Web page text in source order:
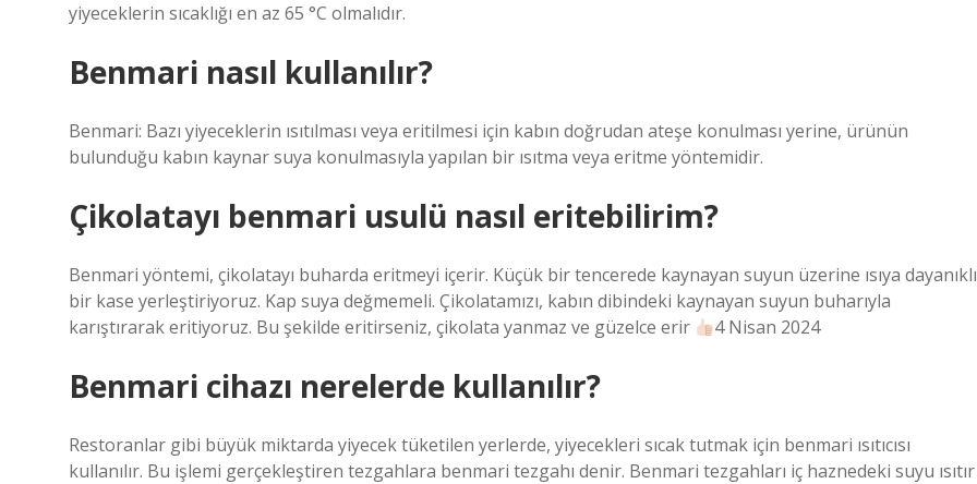
yiyeceklerin sıcaklığı en az 65 °C olmalıdır.
Benmari nasıl kullanılır?
Benmari: Bazı yiyeceklerin ısıtılması veya eritilmesi için kabın doğrudan ateşe konulması yerine, ürünün
bulunduğu kabın kaynar suya konulmasıyla yapılan bir ısıtma veya eritme yöntemidir.
Çikolatayı benmari usulü nasıl eritebilirim?
Benmari yöntemi, çikolatayı buharda eritmeyi içerir. Küçük bir tencerede kaynayan suyun üzerine ısıya dayanıklı
bir kase yerleştiriyoruz. Kap suya değmemeli. Çikolatamızı, kabın dibindeki kaynayan suyun buharıyla
karıştırarak eritiyoruz. Bu şekilde eritirseniz, çikolata yanmaz ve güzelce erir
4 Nisan 2024
Benmari cihazı nerelerde kullanılır?
Restoranlar gibi büyük miktarda yiyecek tüketilen yerlerde, yiyecekleri sıcak tutmak için benmari ısıtıcısı
kullanılır. Bu işlemi gerçekleştiren tezgahlara benmari tezgahı denir. Benmari tezgahları iç haznedeki suyu ısıtır